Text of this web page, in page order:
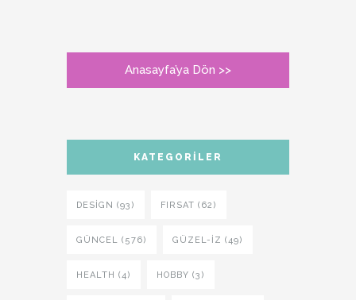
Anasayfa’ya Dön >>
KATEGORILER
DESIGN (93) FIRSAT (62)
GÜNCEL (576) GÜZEL-IZ (49)
HEALTH (4) HOBBY (3)